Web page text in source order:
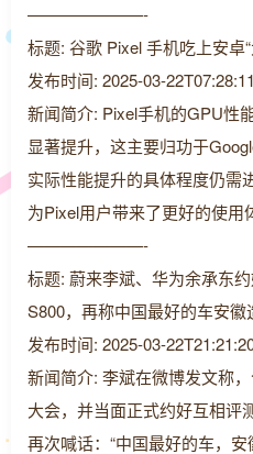
———————-
标题: 谷歌 Pixel 手机吃上安卓
发布时间: 2025-03-
新闻简介: Pixel手机的GPU性
显著提升，这主要归功于
实际性能提升的具体程度仍需
为Pixel用户带来了更好的使用
———————-
标题: 蔚来李斌、华为余承东
S800，再称中国最好的车安徽
发布时间: 2025-03-
新闻简介: 李斌在微博发文称
大会，并当面正式约好互相评
再次喊话：“中国最好的车，安